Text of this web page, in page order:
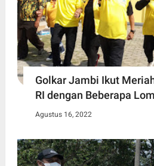
Golkar Jambi Ikut
RI dengan Beberapa
Agustus 16, 2022